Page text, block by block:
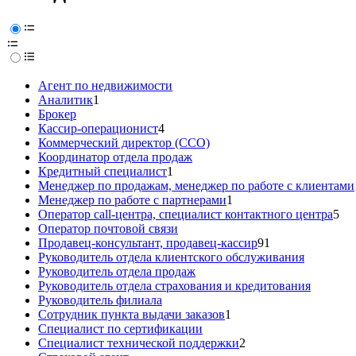
Агент по недвижимости
Аналитик1
Брокер
Кассир-операционист4
Коммерческий директор (CCO)
Координатор отдела продаж
Кредитный специалист1
Менеджер по продажам, менеджер по работе с клиентами
Менеджер по работе с партнерами1
Оператор call-центра, специалист контактного центра5
Оператор почтовой связи
Продавец-консультант, продавец-кассир91
Руководитель отдела клиентского обслуживания
Руководитель отдела продаж
Руководитель отдела страхования и кредитования
Руководитель филиала
Сотрудник пункта выдачи заказов1
Специалист по сертификации
Специалист технической поддержки2